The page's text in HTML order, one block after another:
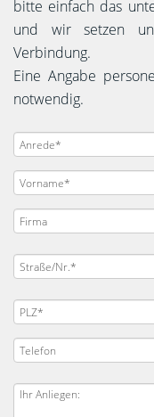
bitte einfach das
und wir setzen
Verbindung.
Eine Angabe
notwendig.